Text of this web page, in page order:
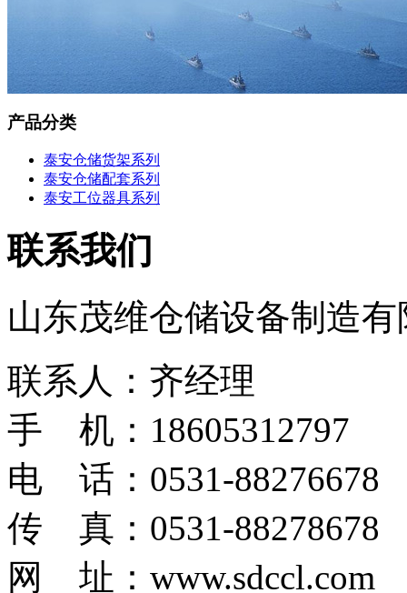
产品分类
泰安仓储货架系列
泰安仓储配套系列
泰安工位器具系列
联系我们
山东茂维仓储设备制造
联系人：齐经理
手 机：18605312797
电 话：0531-88276678
传 真：0531-88278678
网 址：www.sdccl.com